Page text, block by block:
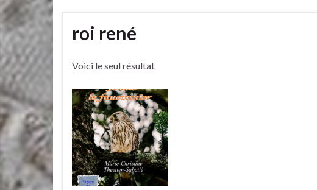
roi rené
Voici le seul résultat